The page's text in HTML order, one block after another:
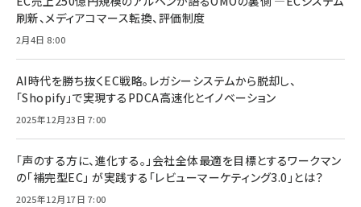
刷新、メディアコマース転換、評価制度
2月4日 8:00
AI時代を勝ち抜くEC戦略。レガシーシステムから脱却し、
「Shopify」で実現するPDCA高速化とイノベーション
2025年12月23日 7:00
「声のする方に、進化する。」会社全体最適を目標とするワークマン
の「補完型EC」 が実践する「レビューマーケティング3.0」とは？
2025年12月17日 7:00